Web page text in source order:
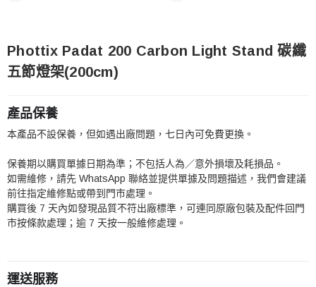
Phottix Padat 200 Carbon Light Stand 碳纖
五節燈架(200cm)
產品保養
本產品不設保養，但如遇出廠問題，七日內可免費更換。
保養期以購買單據日期為準；不包括人為／意外損壞及耗損品。
如需維修，請先 WhatsApp 聯絡並提供單據及問題描述，我們會建議
前往指定維修點或帶到門市處理。
購買後 7 天內如發現品質不符出廠標準，可連同原廠包裝及配件回門
市按條款處理；逾 7 天按一般維修處理。
運送服務